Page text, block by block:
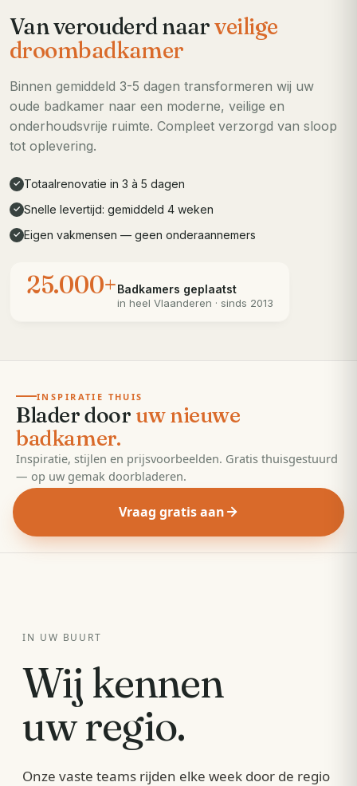
Van verouderd naarveilige
droombadkamer
Binnen gemiddeld 3-5 dagen transformeren wij uw
oude badkamer naar een moderne, veilige en
onderhoudsvrije ruimte. Compleet verzorgd van sloop
tot oplevering.
✓ Totaalrenovatie in 3 à 5 dagen
✓ Snelle levertijd: gemiddeld 4 weken
✓ Eigen vakmensen — geen onderaannemers
25.000+Badkamers geplaatst
in heel Vlaanderen · sinds 2013
EDITIE2026· 55 pagina's
INSPIRATIE THUIS
Blader door uw nieuwe
badkamer.
Inspiratie, stijlen en prijsvoorbeelden. Gratis thuisgestuurd
— op uw gemak doorbladeren.
Vraag gratis aan
IN UW BUURT
Wij kennen
uw regio.
Onze vaste teams rijden elke week door de regio